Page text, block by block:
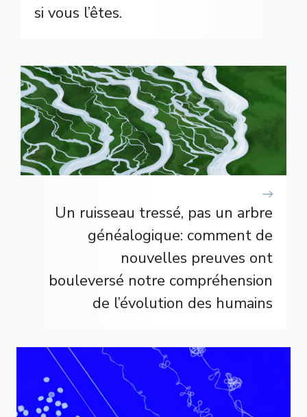
si vous l’êtes.
Un ruisseau tressé, pas un arbre
généalogique: comment de
nouvelles preuves ont
bouleversé notre compréhension
de l’évolution des humains